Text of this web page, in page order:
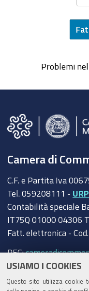
USIAMO I COOKIES
Questo sito utilizza cookie
Problemi
Camera di
C.F. e Partita Iva
Tel. 059208111 - URP
Contabilità speciale
IT75Q 01000 04306
Fatt. elettronica - Cod.
PEC:
Trasparenza